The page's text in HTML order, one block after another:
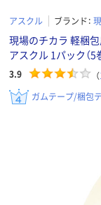
アスクル ブランド：
現場のチカラ 軽梱
アスクル 1パック（5
3.9 （
ガムテープ/梱包